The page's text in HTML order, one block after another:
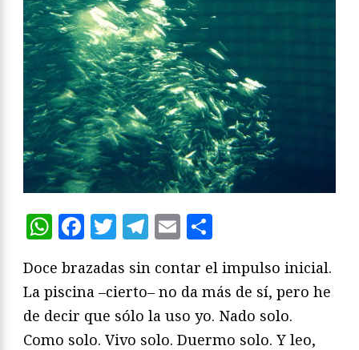
WhatsApp
Facebook
Twitter
Telegram
Email
Doce brazadas sin contar el impulso inicial.
La piscina –cierto– no da más de sí, pero he
de decir que sólo la uso yo. Nado solo.
Como solo. Vivo solo. Duermo solo. Y leo,